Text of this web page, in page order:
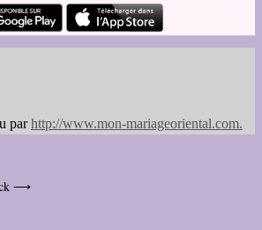
parhttp://www.mon-mariageoriental.com.
⟶